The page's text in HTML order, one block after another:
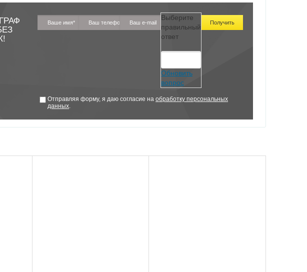
Выберите
правильный
ответ
Обновить
вопрос
Отправляя форму, я даю согласие на обработку персональных
данных.